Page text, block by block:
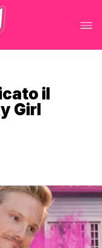
il
Girl